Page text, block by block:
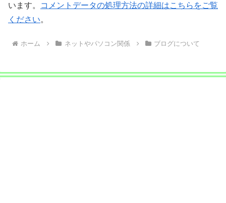
います。
コメントデータの処理方法の詳細はこちらをご覧
ください。
ホーム ネットやパソコン関係 ブログについて